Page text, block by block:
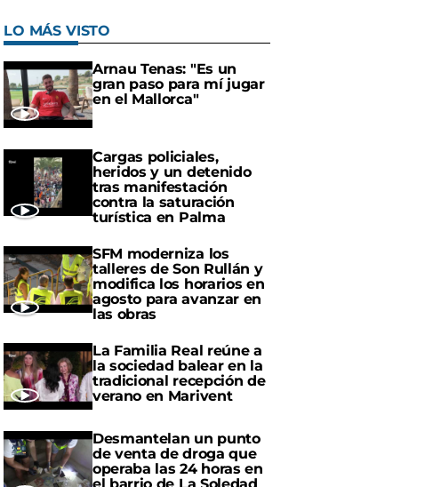
LO MÁS VISTO
Arnau Tenas: "Es un
gran paso para mí jugar
en el Mallorca"
Cargas policiales,
heridos y un detenido
tras manifestación
contra la saturación
turística en Palma
SFM moderniza los
talleres de Son Rullán y
modifica los horarios en
agosto para avanzar en
las obras
La Familia Real reúne a
la sociedad balear en la
tradicional recepción de
verano en Marivent
Desmantelan un punto
de venta de droga que
operaba las 24 horas en